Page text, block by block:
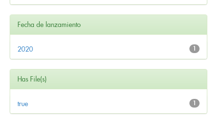
Fecha de lanzamiento
1
2020
Has File(s)
1
true